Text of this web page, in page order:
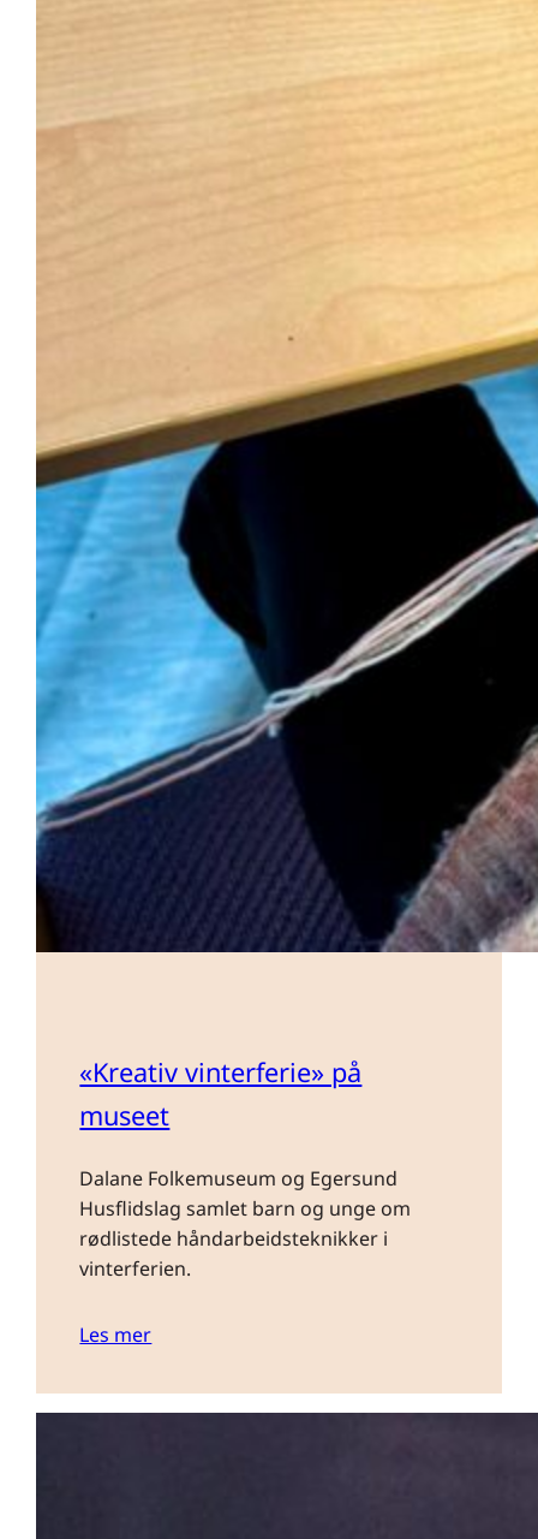
«Kreativ vinterferie» på
museet
Dalane Folkemuseum og Egersund
Husflidslag samlet barn og unge om
rødlistede håndarbeidsteknikker i
vinterferien.
Les mer